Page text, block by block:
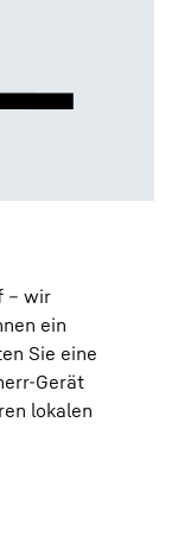
– wir
ein
Sie eine
Gerät
lokalen